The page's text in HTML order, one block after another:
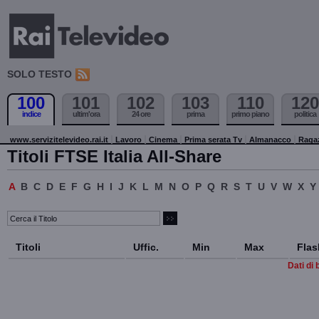
SOLO TESTO
100
indice
101
ultim'ora
102
24 ore
103
prima
110
primo piano
120
politica
www.servizitelevideo.rai.it Lavoro Cinema Prima serata Tv Almanacco
Titoli FTSE Italia All-Share
A B C D E F G H I J K L M N O P Q R S T U V W X Y
Titoli Uffic. Min Max
Dati di